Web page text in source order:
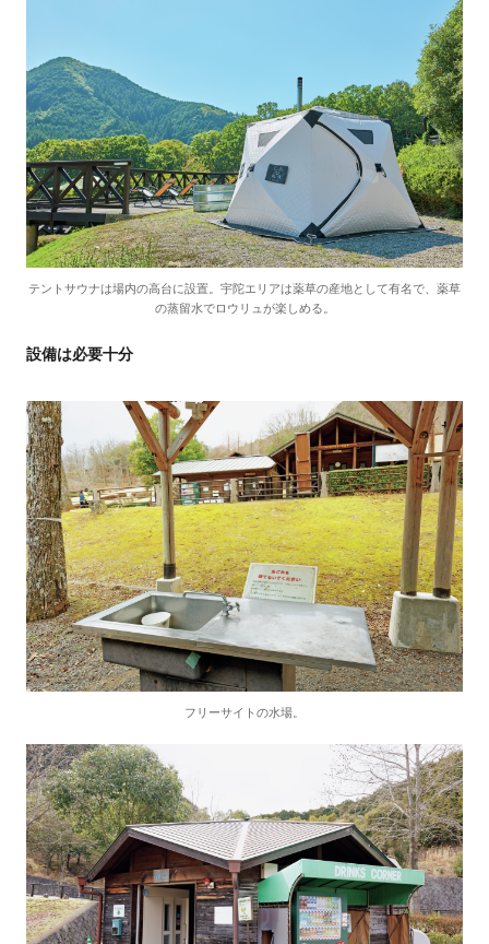
テントサウナは場内の高台に設置。宇陀エリアは薬草の産地として有名で、薬草
の蒸留水でロウリュが楽しめる。
設備は必要十分
フリーサイトの水場。